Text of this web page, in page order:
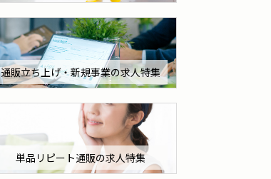
通販立ち上げ・新規事業の求人特集
単品リピート通販の求人特集